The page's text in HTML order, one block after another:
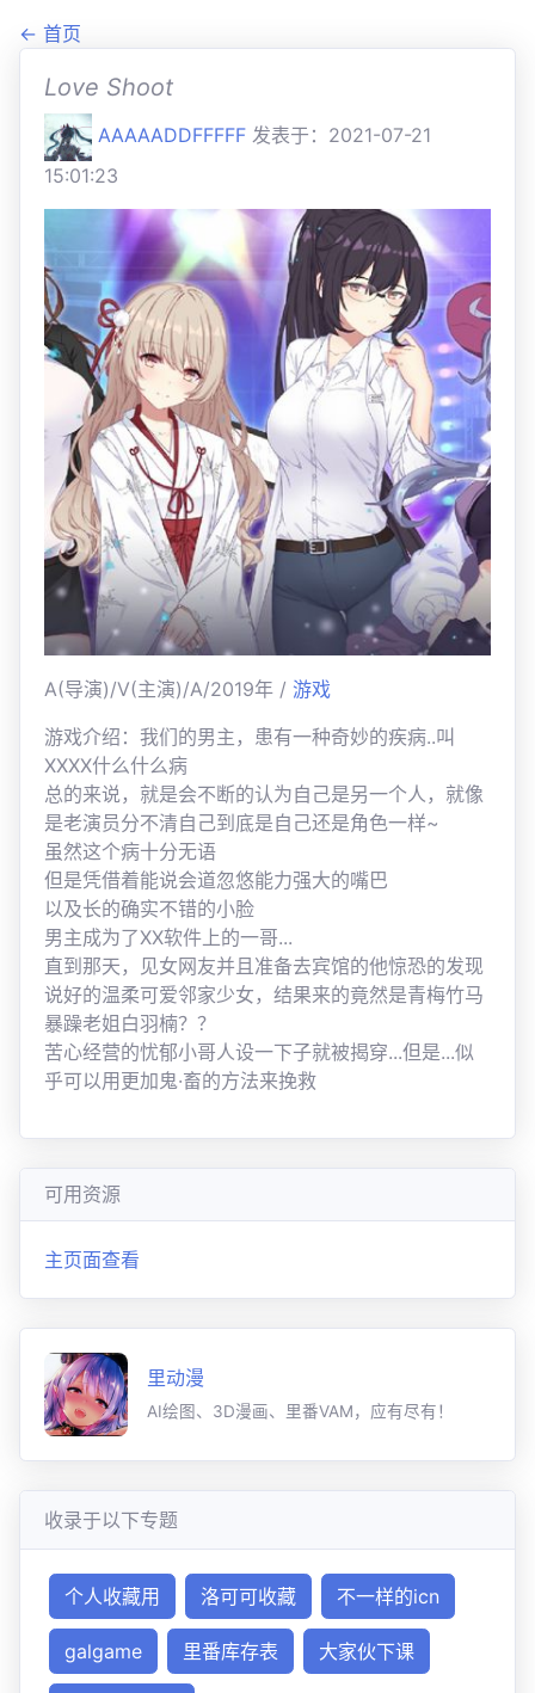
← 首页
Love Shoot
AAAAADDFFFFF 发表于：2021-07-21
15:01:23
A(导演)/V(主演)/A/2019年 / 游戏
游戏介绍：我们的男主，患有一种奇妙的疾病..叫
XXXX什么什么病
总的来说，就是会不断的认为自己是另一个人，就像
是老演员分不清自己到底是自己还是角色一样~
虽然这个病十分无语
但是凭借着能说会道忽悠能力强大的嘴巴
以及长的确实不错的小脸
男主成为了XX软件上的一哥...
直到那天，见女网友并且准备去宾馆的他惊恐的发现
说好的温柔可爱邻家少女，结果来的竟然是青梅竹马
暴躁老姐白羽楠？？
苦心经营的忧郁小哥人设一下子就被揭穿...但是...似
乎可以用更加鬼·畜的方法来挽救
可用资源
主页面查看
里动漫
AI绘图、3D漫画、里番VAM，应有尽有！
收录于以下专题
个人收藏用 洛可可收藏 不一样的icn
galgame 里番库存表 大家伙下课